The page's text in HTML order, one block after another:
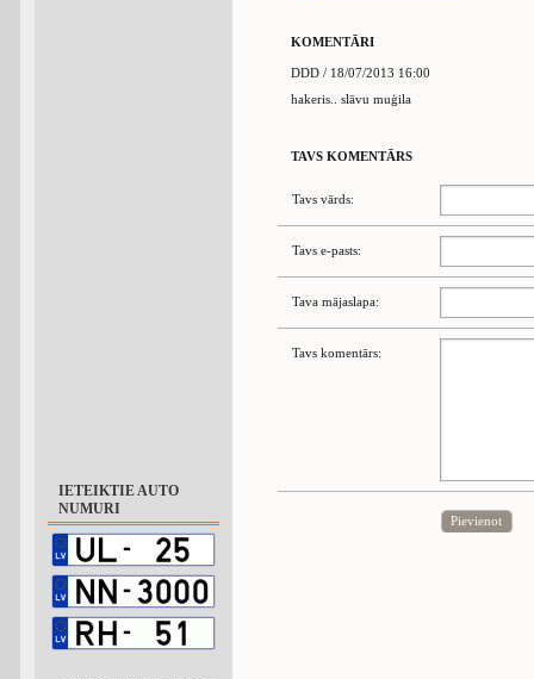
IETEIKTIE AUTO
NUMURI
KOMENTĀRI
DDD / 18/07/2013 16:00
hakeris.. slāvu muģila
TAVS KOMENTĀRS
Tavs vārds:
Tavs e-pasts:
Tava mājaslapa:
Tavs komentārs:
Pievienot